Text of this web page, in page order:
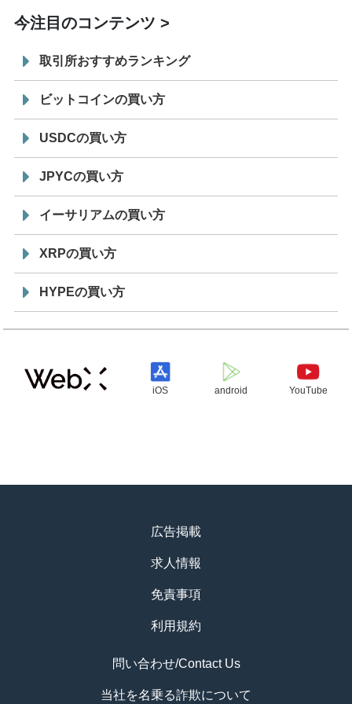
今注目のコンテンツ
取引所おすすめランキング
ビットコインの買い方
USDCの買い方
JPYCの買い方
イーサリアムの買い方
XRPの買い方
HYPEの買い方
iOS android YouTube
広告掲載
求人情報
免責事項
利用規約
問い合わせ/Contact Us
当社を名乗る詐欺について